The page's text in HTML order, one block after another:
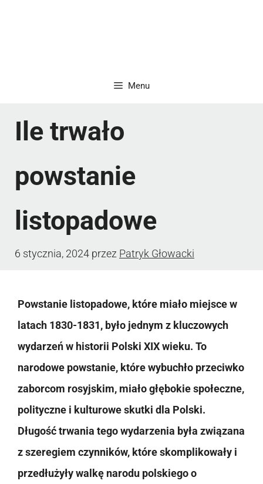
Menu
Ile trwało
powstanie
listopadowe
6 stycznia, 2024 przez Patryk Głowacki
Powstanie listopadowe, które miało miejsce w
latach 1830-1831, było jednym z kluczowych
wydarzeń w historii Polski XIX wieku. To
narodowe powstanie, które wybuchło przeciwko
zaborcom rosyjskim, miało głębokie społeczne,
polityczne i kulturowe skutki dla Polski.
Długość trwania tego wydarzenia była związana
z szeregiem czynników, które skomplikowały i
przedłużyły walkę narodu polskiego o